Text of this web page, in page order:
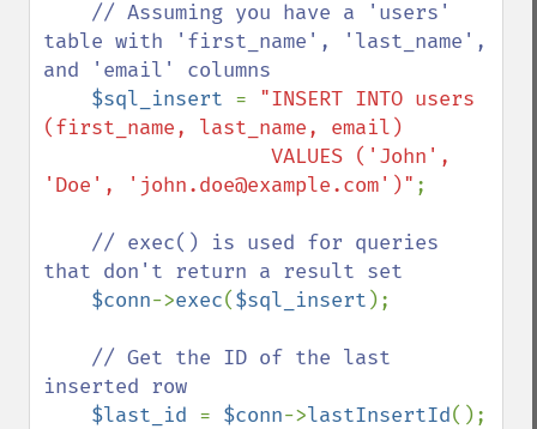
table with 'first_name', 'last_name',
and 'email' columns
$sql_insert = "INSERT INTO users
(first_name, last_name, email)
'Doe', 'john.doe@example.com')" ;
// exec() is used for queries
that don't return a result set
$conn->exec($sql_insert );
// Get the ID of the last
inserted row
$last_id = $conn->lastInsertId();